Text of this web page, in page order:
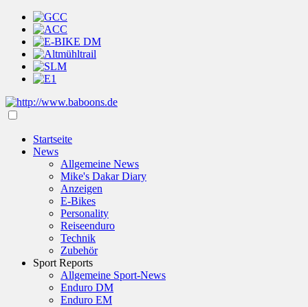
Startseite
News
Allgemeine News
Mike's Dakar Diary
Anzeigen
E-Bikes
Personality
Reiseenduro
Technik
Zubehör
Sport Reports
Allgemeine Sport-News
Enduro DM
Enduro EM